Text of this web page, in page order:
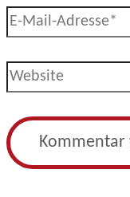
E-
Adresse*
Website